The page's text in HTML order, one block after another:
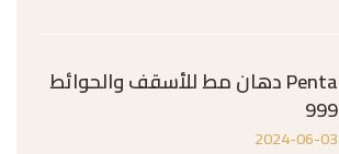
Penta دهان مط للأسقف والحوائط
999
2024-06-03